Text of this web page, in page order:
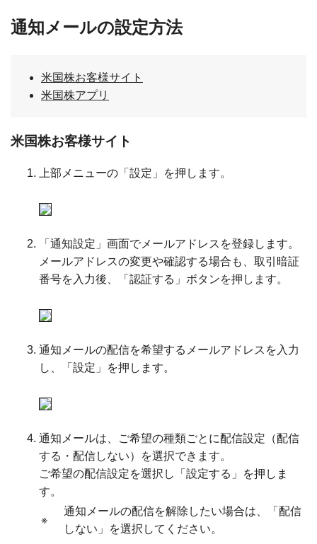
通知メールの設定方法
米国株お客様サイト
米国株アプリ
米国株お客様サイト
上部メニューの「設定」を押します。
「通知設定」画面でメールアドレスを登録します。
メールアドレスの変更や確認する場合も、取引暗証
番号を入力後、「認証する」ボタンを押します。
通知メールの配信を希望するメールアドレスを入力
し、「設定」を押します。
通知メールは、ご希望の種類ごとに配信設定（配信
する・配信しない）を選択できます。
ご希望の配信設定を選択し「設定する」を押しま
す。
※
通知メールの配信を解除したい場合は、「配信
しない」を選択してください。